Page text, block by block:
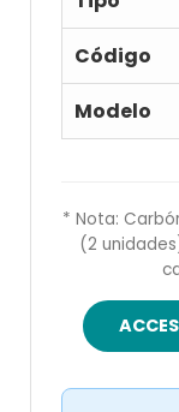
Código
Modelo
* Nota:
(2